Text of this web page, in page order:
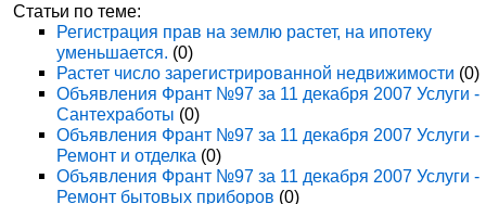
Статьи по теме:
Регистрация прав на землю растет, на ипотеку
уменьшается. (0)
Растет число зарегистрированной недвижимости (0)
Объявления Франт №97 за 11 декабря 2007 Услуги -
Сантехработы (0)
Объявления Франт №97 за 11 декабря 2007 Услуги -
Ремонт и отделка (0)
Объявления Франт №97 за 11 декабря 2007 Услуги -
Ремонт бытовых приборов (0)